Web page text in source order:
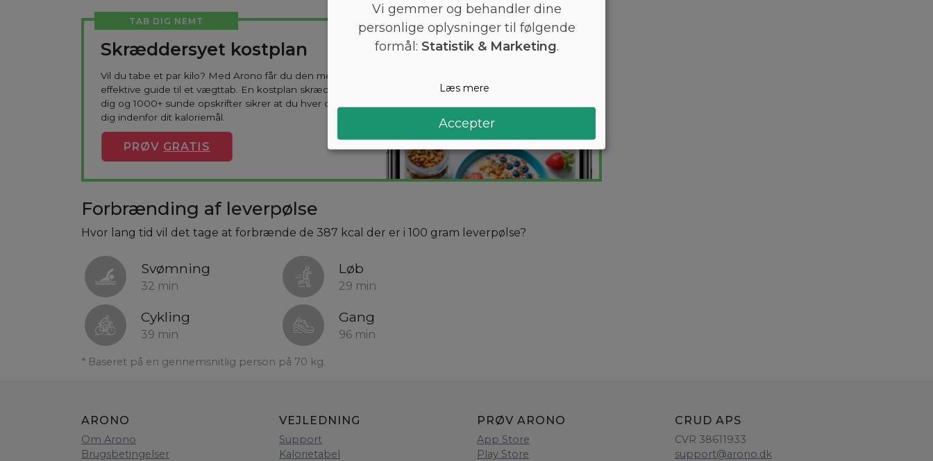
TAB DIG NEMT
Skræddersyet kostplan
Vil du tabe et par kilo? Med Arono får du den mest
effektive guide til et vægttab. En kostplan skræddersyes til
dig og 1000+ sunde opskrifter sikrer at du hver dag holder
dig indenfor dit kaloriemål.
PRØV GRATIS
Forbrænding af leverpølse
Hvor lang tid vil det tage at forbrænde de 387 kcal der er i 100 gram leverpølse?
Svømning
32 min
Løb
29 min
Cykling
39 min
Gang
96 min
* Baseret på en gennemsnitlig person på 70 kg.
ARONO
Om Arono
Brugsbetingelser
VEJLEDNING
Support
Kalorietabel
PRØV ARONO
App Store
Play Store
CRUD APS
CVR 38611933
support@arono.dk
Vi gemmer og behandler dine
personlige oplysninger til følgende
formål: Statistik & Marketing.
Læs mere
Accepter